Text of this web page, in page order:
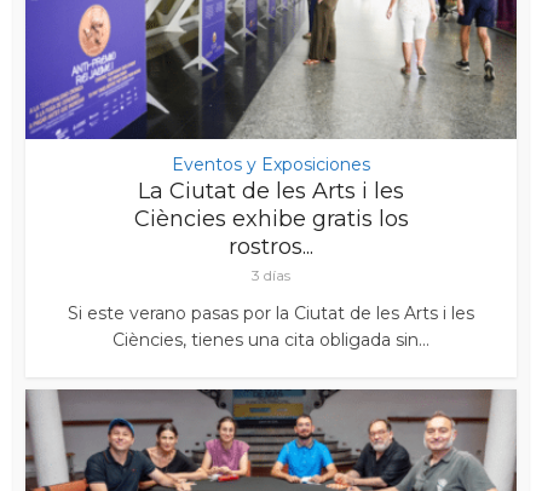
Eventos y Exposiciones
La Ciutat de les Arts i les
Ciències exhibe gratis los
rostros...
3 días
Si este verano pasas por la Ciutat de les Arts i les
Ciències, tienes una cita obligada sin...